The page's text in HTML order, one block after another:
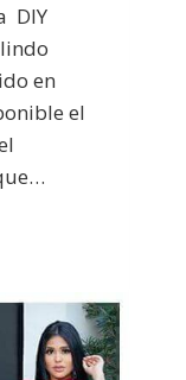
DIY
en
el